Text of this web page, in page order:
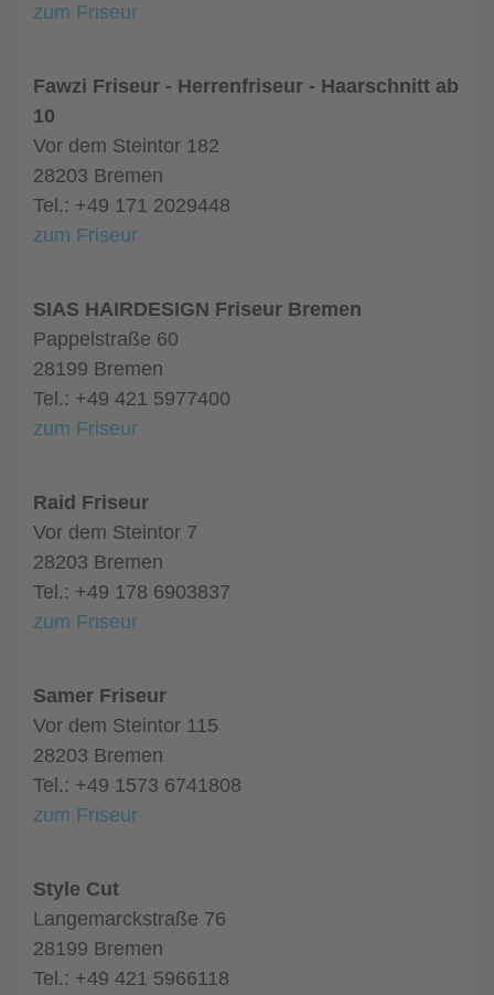
zum Friseur
Fawzi Friseur - Herrenfriseur - Haarschnitt ab
10
Vor dem Steintor 182
28203 Bremen
Tel.: +49 171 2029448
zum Friseur
SIAS HAIRDESIGN Friseur Bremen
Pappelstraße 60
28199 Bremen
Tel.: +49 421 5977400
zum Friseur
Raid Friseur
Vor dem Steintor 7
28203 Bremen
Tel.: +49 178 6903837
zum Friseur
Samer Friseur
Vor dem Steintor 115
28203 Bremen
Tel.: +49 1573 6741808
zum Friseur
Style Cut
Langemarckstraße 76
28199 Bremen
Tel.: +49 421 5966118